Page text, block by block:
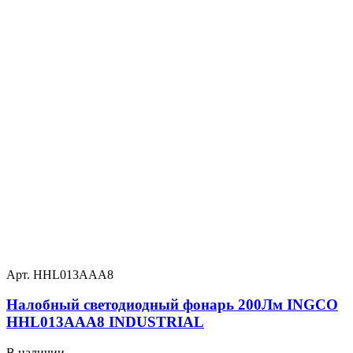
Арт. HHL013AAA8
Налобный светодиодный фонарь 200Лм INGCO
HHL013AAA8 INDUSTRIAL